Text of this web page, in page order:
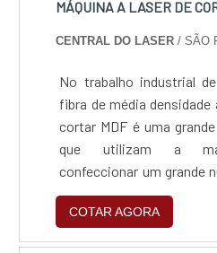
MÁQUINA A LASER DE
CENTRAL DO LASER/ SÃO
No trabalho industrial
fibra de média densidade
cortar MDF é uma
que utilizam a
confeccionar um grande
Alguns exemplos dos
Placas de
construção civil; Pisos
COTAR AGORA